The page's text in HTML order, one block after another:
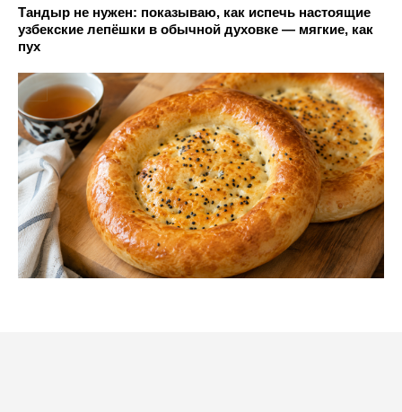
Тандыр не нужен: показываю, как испечь настоящие
узбекские лепёшки в обычной духовке — мягкие, как
пух